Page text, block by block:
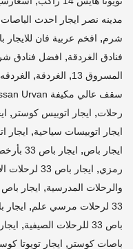
مدينه نصر ايجار احدث الباصات
شرم, افخم عربية فان
فنادق الغردقة, افضل فنادق
المسروق 13
, الغردقة, الغردقه
سقف عالي مكيفة Nissan Urvan
رحلات, ايجار اتوبيس كوستر ,
ايجار اتوبيسات سياحية, ايجار
ايجار باص, ايجار باص 33 بأرخص سعر في مصر
رمزي, ايجار باص 33 لرحلات الاقصر
والرحلات المدرسية, ايجار باص 33 لرحلات الساحل الشمالي
33 لرحلات مرسي علم
, ايجار باص 33
باص 33 للرحلات الصيفية
, ايجار
باصات كوستر , ايجار تويوتا